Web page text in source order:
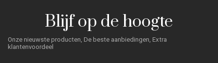
Blijf op de hoogte
Onze nieuwste producten, De beste aanbiedingen, Extra
klantenvoordeel